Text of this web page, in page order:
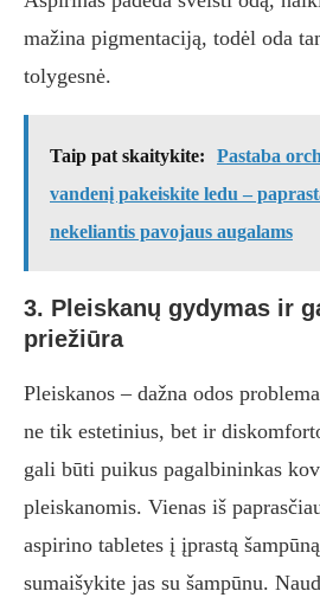
mažina pigmentaciją, todėl oda
tolygesnė.
Taip pat skaitykite:
Pastaba
vandenį pakeiskite ledu –
nekeliantis pavojaus augalams
3. Pleiskanų gydymas ir
priežiūra
Pleiskanos – dažna odos
ne tik estetinius, bet ir
gali būti puikus pagalbininkas
pleiskanomis. Vienas iš
aspirino tabletes į įprastą
sumaišykite jas su šampūnu.